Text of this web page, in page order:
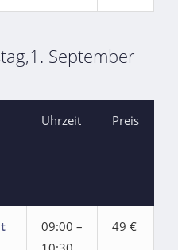
September
Uhrzeit Preis
09:00 –
49 €